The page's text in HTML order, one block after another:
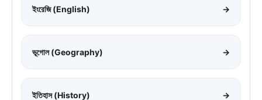
ইংরেজি (English) →
ভূগোল (Geography) →
ইতিহাস (History) →